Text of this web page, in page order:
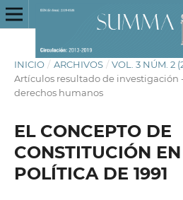
INICIO / ARCHIVOS / VOL. 3 NÚM. 2
Artículos resultado de investigación
derechos humanos
EL CONCEPTO DE
CONSTITUCIÓN
POLÍTICA DE 1991